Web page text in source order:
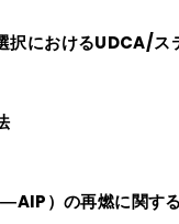
択におけるUDCA/ス
）の再燃に関す